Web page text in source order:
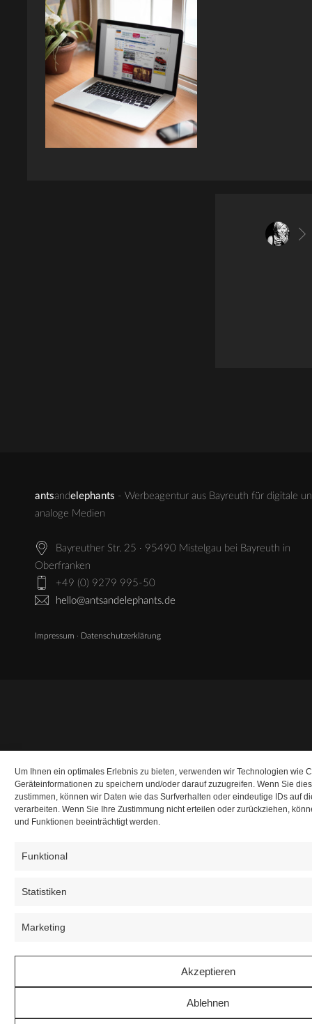
Um Ihnen ein optimales Erlebnis zu bieten, verwenden wir Technologien wie
Geräteinformationen zu speichern und/oder darauf zuzugreifen. Wenn Sie
zustimmen, können wir Daten wie das Surfverhalten oder eindeutige IDs auf
verarbeiten. Wenn Sie Ihre Zustimmung nicht erteilen oder zurückziehen,
und Funktionen beeinträchtigt werden.
Funktional
Statistiken
Marketing
Akzeptieren
Ablehnen
antsandelephants - Werbeagentur aus Bayreuth für digitale
analoge Medien
Bayreuther Str. 25 · 95490 Mistelgau bei Bayreuth in
Oberfranken
+49 (0) 9279 995-50
hello@antsandelephants.de
Impressum · Datenschutzerklärung